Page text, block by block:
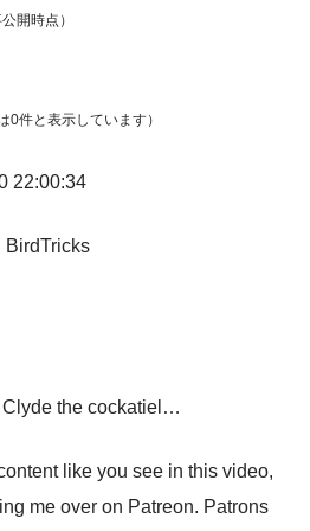
開時点）
0件と表示しています）
22:00:34
BirdTricks
the cockatiel…
like you see in this video,
me over on Patreon. Patrons